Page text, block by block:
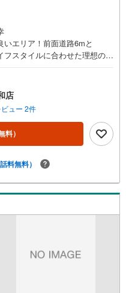
エリア！前面道路6mと
スタイルに合わせた理想の住
でもご見学可！・今から見た
きます！◇住宅ローンもお任
あり（地方銀行・都市銀
用金利 0.875％～（審査内容
！不動産キャンペーン対
成約いただくとPayPayボーナ
資料をもらう」「見学予約を
せください。------------------------
店
ュー 2件
料）
料無料）